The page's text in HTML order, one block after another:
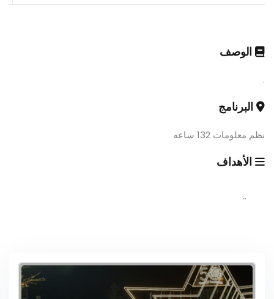
الوصف
.
البرنامج
نظم معلومات 132 ساعه
الأهداف
..